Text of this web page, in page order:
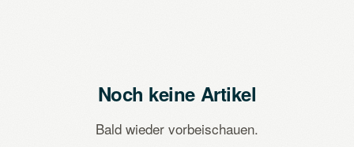
Noch keine Artikel
Bald wieder vorbeischauen.